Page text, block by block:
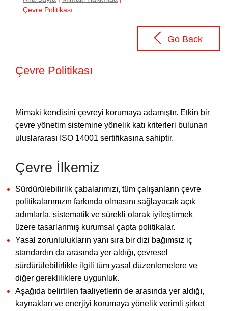
Çevre Politikası
Go Back
Çevre Politikası
Mimaki kendisini çevreyi korumaya adamıştır. Etkin bir
çevre yönetim sistemine yönelik katı kriterleri bulunan
uluslararası ISO 14001 sertifikasına sahiptir.
Çevre İlkemiz
Sürdürülebilirlik çabalarımızı, tüm çalışanların çevre
politikalarımızın farkında olmasını sağlayacak açık
adımlarla, sistematik ve sürekli olarak iyileştirmek
üzere tasarlanmış kurumsal çapta politikalar.
Yasal zorunlulukların yanı sıra bir dizi bağımsız iç
standardın da arasında yer aldığı, çevresel
sürdürülebilirlikle ilgili tüm yasal düzenlemelere ve
diğer gerekliliklere uygunluk.
Aşağıda belirtilen faaliyetlerin de arasında yer aldığı,
kaynakları ve enerjiyi korumaya yönelik verimli şirket